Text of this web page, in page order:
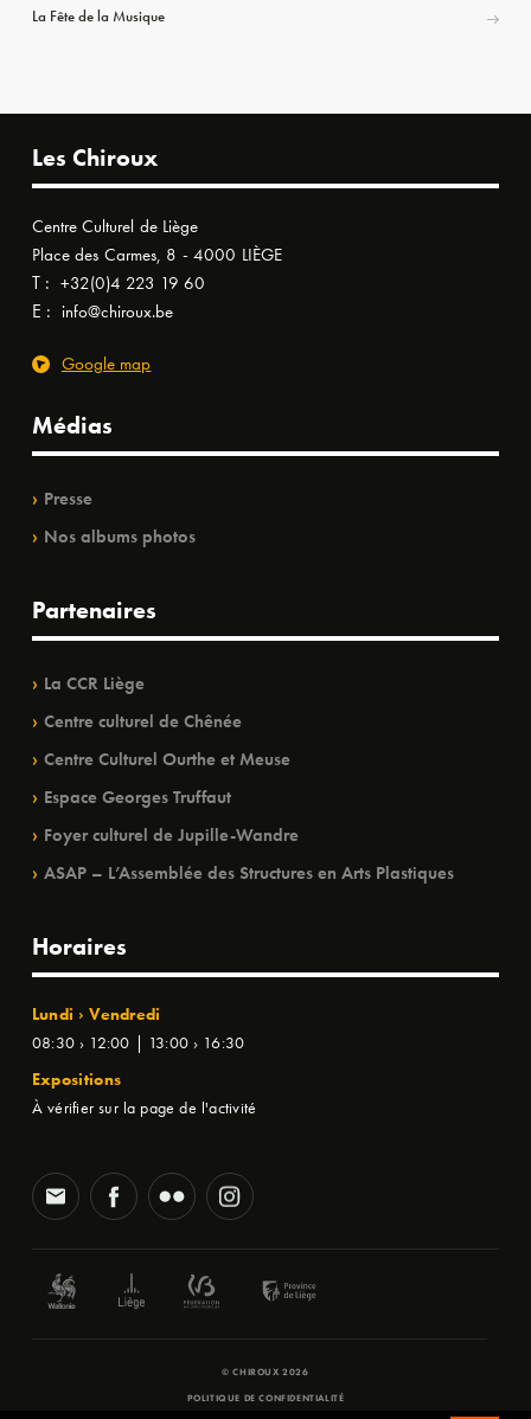
La Fête de la Musique
Les Chiroux
Centre Culturel de Liège
Place des Carmes, 8 - 4000 LIÈGE
T : +32(0)4 223 19 60
E : info@chiroux.be
Google map
Médias
Presse
Nos albums photos
Partenaires
La CCR Liège
Centre culturel de Chênée
Centre Culturel Ourthe et Meuse
Espace Georges Truffaut
Foyer culturel de Jupille-Wandre
ASAP – L’Assemblée des Structures en Arts Plastiques
Horaires
Lundi › Vendredi
08:30 › 12:00 | 13:00 › 16:30
Expositions
À vérifier sur la page de l'activité
© CHIROUX 2026
POLITIQUE DE CONFIDENTIALITÉ